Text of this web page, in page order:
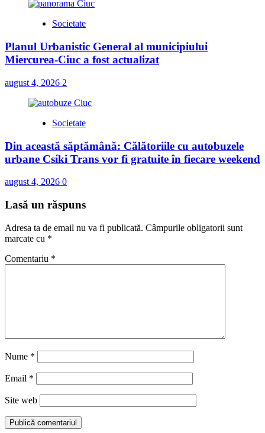
Societate
Planul Urbanistic General al municipiului
Miercurea-Ciuc a fost actualizat
august 4, 2026 2
Societate
Din această săptămână: Călătoriile cu autobuzele
urbane Csíki Trans vor fi gratuite în fiecare weekend
august 4, 2026 0
Lasă un răspuns
Adresa ta de email nu va fi publicată. Câmpurile obligatorii sunt
marcate cu *
Comentariu *
Nume *
Email *
Site web